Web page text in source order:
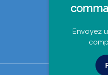
Envoyez